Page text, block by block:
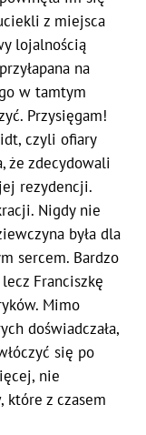
z miejsca
lojalnością
na
w tamtym
Przysięgam!
czyli ofiary
że zdecydowali
rezydencji.
Nigdy nie
była dla
sercem. Bardzo
Franciszkę
Mimo
doświadczała,
się po
nie
które z czasem